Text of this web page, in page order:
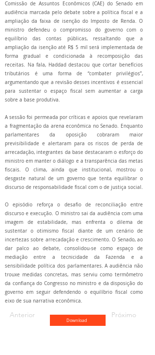
Comissão de Assuntos Econômicos (CAE) do Senado em
audiência marcada pelo debate sobre a política fiscal e a
ampliação da faixa de isenção do Imposto de Renda. O
ministro defendeu o compromisso do governo com o
equilíbrio das contas públicas, ressaltando que a
ampliação da isenção até R$ 5 mil será implementada de
forma gradual e condicionada à recomposição das
receitas. Na fala, Haddad destacou que cortar benefícios
tributários é uma forma de “combater privilégios”,
argumentando que a revisão desses incentivos é essencial
para sustentar o espaço fiscal sem aumentar a carga
sobre a base produtiva.
A sessão foi permeada por críticas e apoios que revelaram
a fragmentação da arena econômica no Senado. Enquanto
parlamentares da oposição cobraram maior
previsibilidade e alertaram para os riscos de perda de
arrecadação, integrantes da base destacaram o esforço do
ministro em manter o diálogo e a transparência das metas
fiscais. O clima, ainda que institucional, mostrou o
desgaste natural de um governo que tenta equilibrar o
discurso de responsabilidade fiscal com o de justiça social.
O episódio reforça o desafio de reconciliação entre
discurso e execução. O ministro sai da audiência com uma
imagem de estabilidade, mas enfrenta o dilema de
sustentar o otimismo fiscal diante de um cenário de
incertezas sobre arrecadação e crescimento. O Senado, ao
dar palco ao debate, consolidou-se como espaço de
mediação entre a tecnicidade da Fazenda e a
sensibilidade política dos parlamentares. A audiência não
trouxe medidas concretas, mas serviu como termômetro
da confiança do Congresso no ministro e da disposição do
governo em seguir defendendo o equilíbrio fiscal como
eixo de sua narrativa econômica.
Anterior
Download
Próximo